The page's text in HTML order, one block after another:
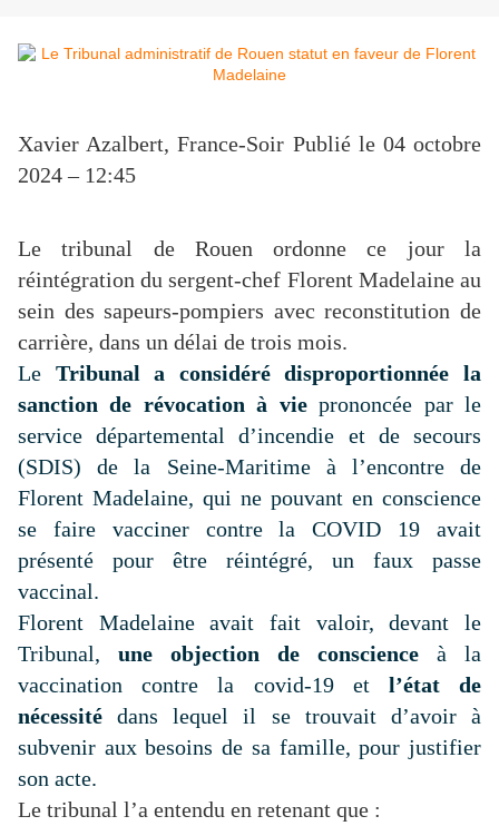
Xavier Azalbert, France-Soir Publié le 04 octobre
2024 – 12:45
Le tribunal de Rouen ordonne ce jour la
réintégration du sergent-chef Florent Madelaine au
sein des sapeurs-pompiers avec reconstitution de
carrière, dans un délai de trois mois.
Le Tribunal a considéré disproportionnée la
sanction de révocation à vieprononcée par le
service départemental d’incendie et de secours
(SDIS) de la Seine-Maritime à l’encontre de
Florent Madelaine, qui ne pouvant en conscience
se faire vacciner contre la COVID 19 avait
présenté pour être réintégré, un faux passe
vaccinal.
Florent Madelaine avait fait valoir, devant le
Tribunal, une objection de conscience à la
vaccination contre la covid-19 et l’état de
nécessité dans lequel il se trouvait d’avoir à
subvenir aux besoins de sa famille, pour justifier
son acte.
Le tribunal l’a entendu en retenant que :